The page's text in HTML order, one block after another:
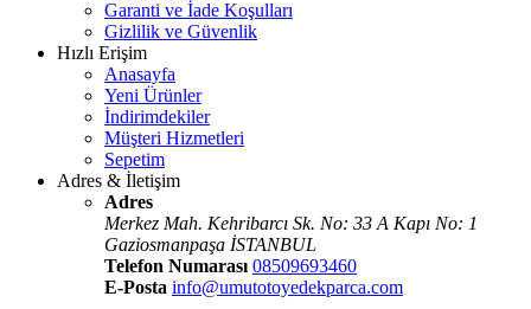
Garanti ve İade Koşulları
Gizlilik ve Güvenlik
Hızlı Erişim
Anasayfa
Yeni Ürünler
İndirimdekiler
Müşteri Hizmetleri
Sepetim
Adres & İletişim
Adres
Merkez Mah. Kehribarcı Sk. No: 33 A Kapı No: 1
Gaziosmanpaşa İSTANBUL
Telefon Numarası 08509693460
E-Posta info@umutotoyedekparca.com